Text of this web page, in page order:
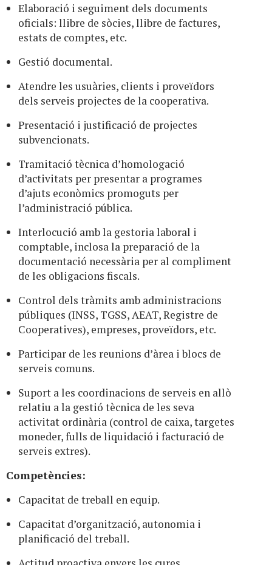
Elaboració i seguiment dels documents
oficials: llibre de sòcies, llibre de factures,
estats de comptes, etc.
Gestió documental.
Atendre les usuàries, clients i proveïdors
dels serveis projectes de la cooperativa.
Presentació i justificació de projectes
subvencionats.
Tramitació tècnica d’homologació
d’activitats per presentar a programes
d’ajuts econòmics promoguts per
l’administració pública.
Interlocució amb la gestoria laboral i
comptable, inclosa la preparació de la
documentació necessària per al compliment
de les obligacions fiscals.
Control dels tràmits amb administracions
públiques (INSS, TGSS, AEAT, Registre de
Cooperatives), empreses, proveïdors, etc.
Participar de les reunions d’àrea i blocs de
serveis comuns.
Suport a les coordinacions de serveis en allò
relatiu a la gestió tècnica de les seva
activitat ordinària (control de caixa, targetes
moneder, fulls de liquidació i facturació de
serveis extres).
Competències:
Capacitat de treball en equip.
Capacitat d’organització, autonomia i
planificació del treball.